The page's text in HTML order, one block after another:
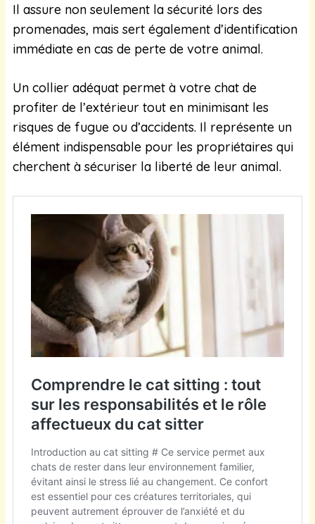
Il assure non seulement la sécurité lors des
promenades, mais sert également d’identification
immédiate en cas de perte de votre animal.
Un collier adéquat permet à votre chat de
profiter de l’extérieur tout en minimisant les
risques de fugue ou d’accidents. Il représente un
élément indispensable pour les propriétaires qui
cherchent à sécuriser la liberté de leur animal.